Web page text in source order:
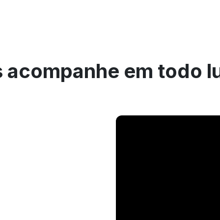
acompanhe em todo